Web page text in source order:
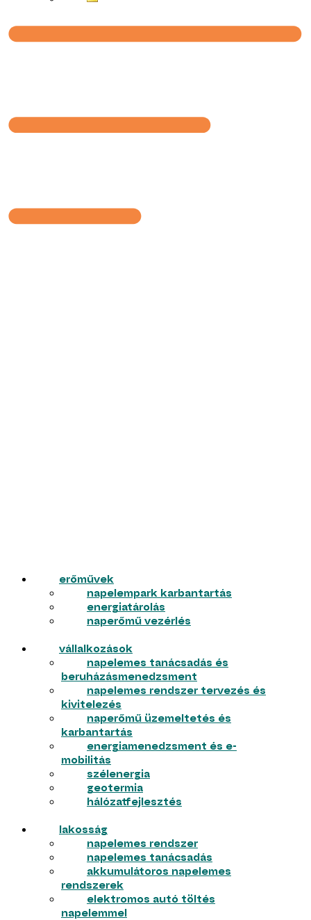
erőművek
napelempark karbantartás
energiatárolás
naperőmű vezérlés
vállalkozások
napelemes tanácsadás és
beruházásmenedzsment
napelemes rendszer tervezés és
kivitelezés
naperőmű üzemeltetés és
karbantartás
energiamenedzsment és e-
mobilitás
szélenergia
geotermia
hálózatfejlesztés
lakosság
napelemes rendszer
napelemes tanácsadás
akkumulátoros napelemes
rendszerek
elektromos autó töltés
napelemmel